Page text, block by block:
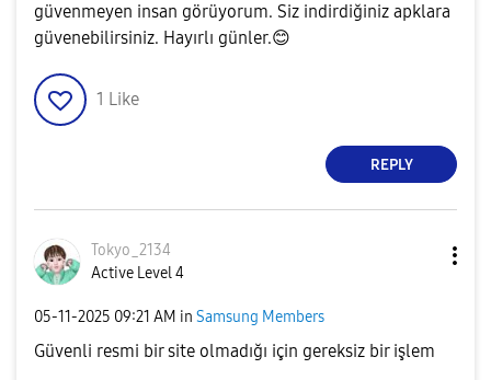
güvenmeyen insan görüyorum. Siz indirdiğiniz apklara
güvenebilirsiniz. Hayırlı günler.😊
1 Like
REPLY
Tokyo_2134
Active Level 4
‎05-11-2025 09:21 AM in Samsung Members
Güvenli resmi bir site olmadığı için gereksiz bir işlem